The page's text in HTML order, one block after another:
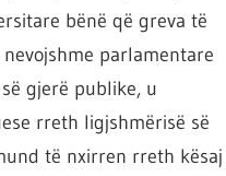
bënë që greva të
parlamentare
gjerë publike, u
rreth ligjshmërisë së
të nxirren rreth kësaj